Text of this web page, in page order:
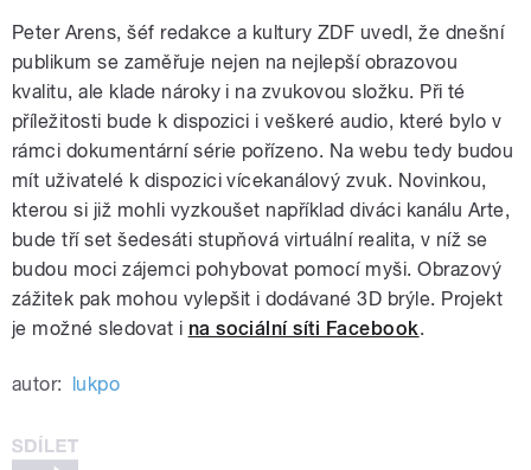
Peter Arens, šéf redakce a kultury ZDF uvedl, že dnešní
publikum se zaměřuje nejen na nejlepší obrazovou
kvalitu, ale klade nároky i na zvukovou složku. Při té
příležitosti bude k dispozici i veškeré audio, které bylo v
rámci dokumentární série pořízeno. Na webu tedy budou
mít uživatelé k dispozici vícekanálový zvuk. Novinkou,
kterou si již mohli vyzkoušet například diváci kanálu Arte,
bude tří set šedesáti stupňová virtuální realita, v níž se
budou moci zájemci pohybovat pomocí myši. Obrazový
zážitek pak mohou vylepšit i dodávané 3D brýle. Projekt
je možné sledovat i na sociální síti Facebook.
autor: lukpo